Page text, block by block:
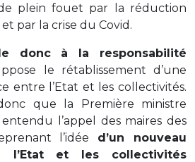
plein fouet par la réduction
par la crise du Covid.
donc à la responsabilité
le rétablissement d’une
entre l’Etat et les collectivités.
que la Première ministre
l’appel des maires des
l’idée d’un nouveau
l’Etat et les collectivités